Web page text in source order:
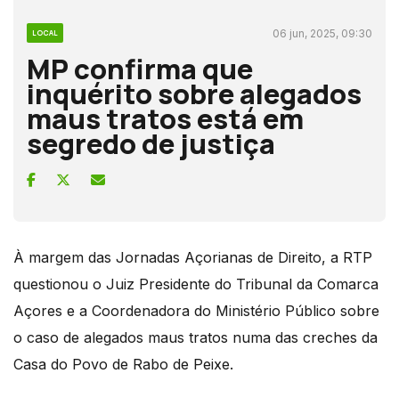
LOCAL 06 jun, 2025, 09:30
MP confirma que
inquérito sobre alegados
maus tratos está em
segredo de justiça
À margem das Jornadas Açorianas de Direito, a RTP
questionou o Juiz Presidente do Tribunal da Comarca
Açores e a Coordenadora do Ministério Público sobre
o caso de alegados maus tratos numa das creches da
Casa do Povo de Rabo de Peixe.